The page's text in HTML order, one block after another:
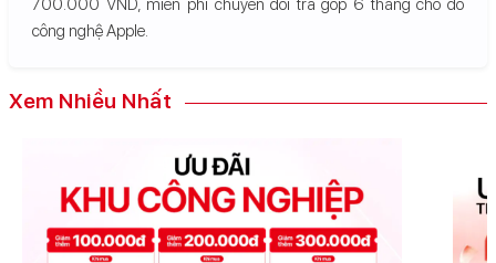
700.000 VND, miễn phí chuyển đổi trả góp 6 tháng cho đồ
công nghệ Apple.
Xem Nhiều Nhất